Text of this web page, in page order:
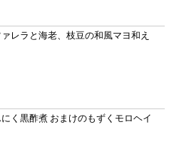
レラと海老、枝豆の和風マヨ和え
く黒酢煮 おまけのもずくモロヘイ